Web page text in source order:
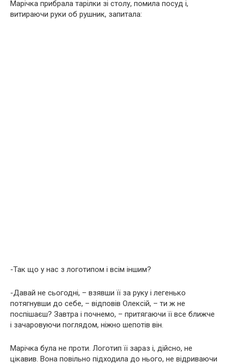
Марічка прибрала тарілки зі столу, помила посуд і,
витираючи руки об рушник, запитала:
-Так що у нас з логотипом і всім іншим?
-Давай не сьогодні, – взявши її за руку і легенько
потягнувши до себе, – відповів Олексій, – ти ж не
поспішаєш? Завтра і почнемо, – притягаючи її все ближче
і зачаровуючи поглядом, ніжно шепотів він.
Марічка була не проти. Логотип її зараз і, дійсно, не
цікавив. Вона повільно підходила до нього, не відриваючи